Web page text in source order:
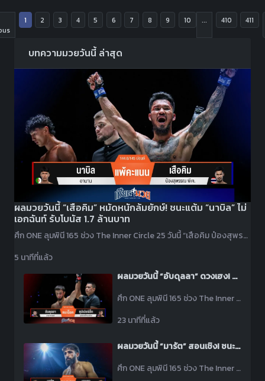
1 2 3 4 5 6 7 8 9 10 ... 410 411
บทความมวยวันนี้ ล่าสุด
ผลมวยวันนี้ “เสือคิม” หมัดหนักล้มยักษ์! ชนะแต้ม “นาบิล” ไม่
เอกฉันท์ รับโบนัส 1.7 ล้านบาท
ศึก ONE ลุมพินี 165 ช่วง The Inner Circle 25 วันนี้ “เสือคิม ป๋องสุพรรณ พีเค.” บวกหมัดได้นับยก 2 ก่อนคุมเกมเอาชนะแต้ม “นาบิล อานาน” ไม่เอกฉันท์ รับโบนัส 1.7 ล้านบาท
5 นาทีที่แล้ว
ผลมวยวันนี้ “อับดุลลา” ดวงเฮง! ชนะน็อค “ซุปเปอร์เล็ก” ยก 2 เหตุเจ็บเข่าทำพิษ
ศึก ONE ลุมพินี 165 ช่วง The Inner Circle 25 วันนี้ “อับดุลลา ดายาคาเอฟ” รัวหมัดชุดจน “ซุปเปอร์เล็ก ซุปเปอร์เล็กมวยไทย” วืดล้มเจ็บเข่าพ่ายน็อคไปในยก 2
23 นาทีที่แล้ว
ผลมวยวันนี้ “มารัต” สอนเชิง! ชนะแต้ม “มามูกา” ลิ่วทัวร์นาเมนต์ คิกบ็อกซิง
ศึก ONE ลุมพินี 165 ช่วง The Inner Circle 25 วันนี้ “มารัต กริกอเรียน” เดินเตะขาต่อยหมัดไล่อัดจนชนะคะแนน “มามูกา อูซูบิยัน” ลิ่วรอบต่อไป ONE ซามูไร ทัวร์นาเมนต์ คิกบ็อกซิง